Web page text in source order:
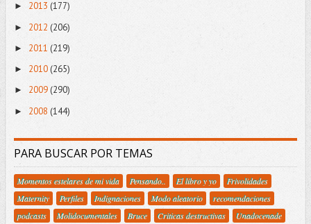
► 2013 (177)
► 2012 (206)
► 2011 (219)
► 2010 (265)
► 2009 (290)
► 2008 (144)
PARA BUSCAR POR TEMAS
Momentos estelares de mi vida Pensando.. El libro y yo
Frivolidades
Maternity
Perfiles Indignaciones Modo aleatorio
recomendaciones
podcasts
Molidocumentales Bruce Criticas destructivas
Unadocenade